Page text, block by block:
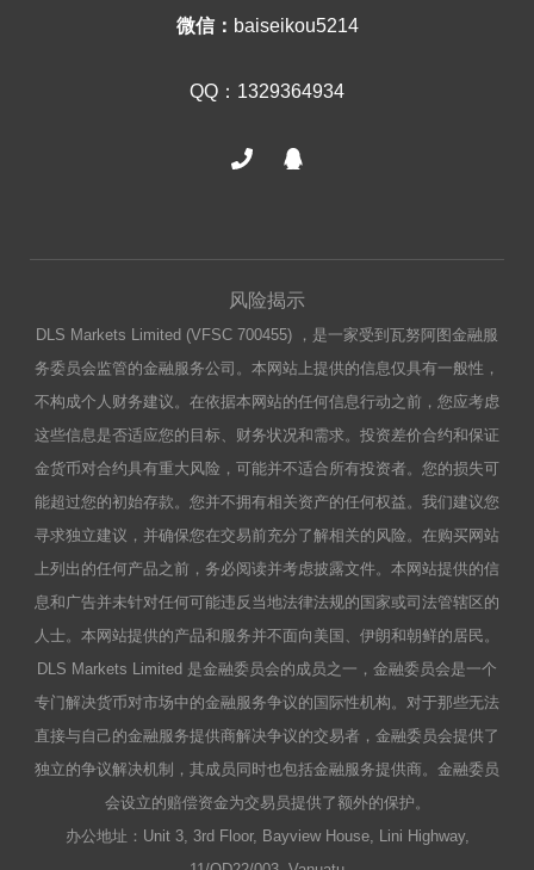
微信： baiseikou5214
QQ：1329364934
风险揭示
DLS Markets Limited (VFSC 700455) ，是一家受到瓦努阿图金融服
务委员会监管的金融服务公司。本网站上提供的信息仅具有一般性，
不构成个人财务建议。在依据本网站的任何信息行动之前，您应考虑
这些信息是否适应您的目标、财务状况和需求。投资差价合约和保证
金货币对合约具有重大风险，可能并不适合所有投资者。您的损失可
能超过您的初始存款。您并不拥有相关资产的任何权益。我们建议您
寻求独立建议，并确保您在交易前充分了解相关的风险。在购买网站
上列出的任何产品之前，务必阅读并考虑披露文件。本网站提供的信
息和广告并未针对任何可能违反当地法律法规的国家或司法管辖区的
人士。本网站提供的产品和服务并不面向美国、伊朗和朝鲜的居民。
DLS Markets Limited 是金融委员会的成员之一，金融委员会是一个
专门解决货币对市场中的金融服务争议的国际性机构。对于那些无法
直接与自己的金融服务提供商解决争议的交易者，金融委员会提供了
独立的争议解决机制，其成员同时也包括金融服务提供商。金融委员
会设立的赔偿资金为交易员提供了额外的保护。
办公地址：Unit 3, 3rd Floor, Bayview House, Lini Highway,